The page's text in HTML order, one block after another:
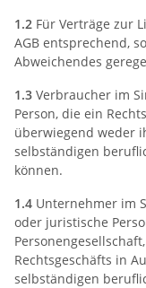
1.2 Für Verträge zur
AGB entsprechend,
Abweichendes
1.3 Verbraucher im
Person, die ein
überwiegend weder
selbständigen
können.
1.4 Unternehmer im
oder juristische
Rechtsgeschäfts in
selbständigen